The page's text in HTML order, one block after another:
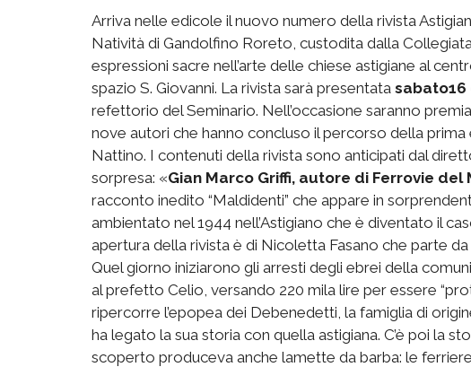
Arriva nelle edicole il nuovo numero della rivista
Natività di Gandolfino Roreto, custodita dalla
espressioni sacre nell’arte delle chiese astigiane al
spazio S. Giovanni. La rivista sarà presentata sabato16
refettorio del Seminario. Nell’occasione saranno
nove autori che hanno concluso il percorso della
Nattino. I contenuti della rivista sono anticipati dal
sorpresa: «Gian Marco Griffi, autore di Ferrovie
racconto inedito “Maldidenti” che appare in
ambientato nel 1944 nell’Astigiano che è diventato il
apertura della rivista è di Nicoletta Fasano che parte da
Quel giorno iniziarono gli arresti degli ebrei della
al prefetto Celio, versando 220 mila lire per essere
ripercorre l’epopea dei Debenedetti, la famiglia di
ha legato la sua storia con quella astigiana. C’è poi la
scoperto produceva anche lamette da barba: le